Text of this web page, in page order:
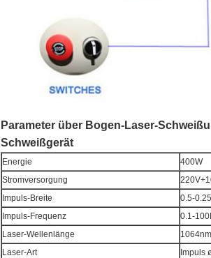
Parameter über Bogen-Laser-
Schweißgerät
Energie
400W
Stromversorgung
Impuls-Breite
0.5-
Impuls-Frequenz
0.1-
Laser-Wellenlänge
1064nm
Laser-Art
Impuls